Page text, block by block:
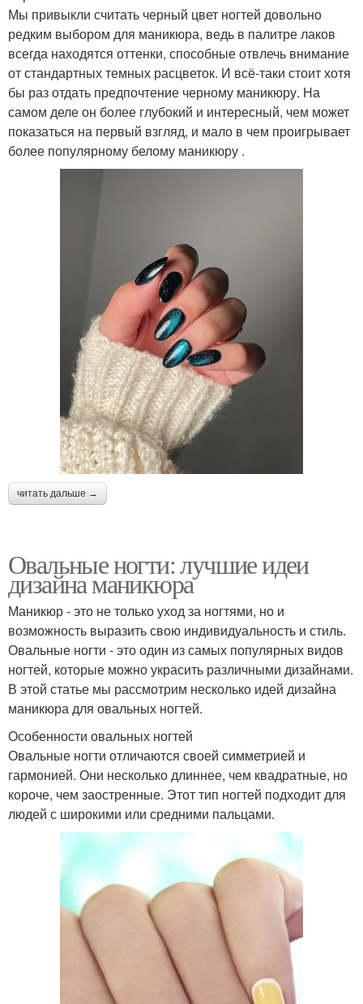
Мы привыкли считать черный цвет ногтей довольно
редким выбором для маникюра, ведь в палитре лаков
всегда находятся оттенки, способные отвлечь внимание
от стандартных темных расцветок. И всё-таки стоит хотя
бы раз отдать предпочтение черному маникюру. На
самом деле он более глубокий и интересный, чем может
показаться на первый взгляд, и мало в чем проигрывает
более популярному белому маникюру .
читать дальше →
Овальные ногти: лучшие идеи
дизайна маникюра
Маникюр - это не только уход за ногтями, но и
возможность выразить свою индивидуальность и стиль.
Овальные ногти - это один из самых популярных видов
ногтей, которые можно украсить различными дизайнами.
В этой статье мы рассмотрим несколько идей дизайна
маникюра для овальных ногтей.
Особенности овальных ногтей
Овальные ногти отличаются своей симметрией и
гармонией. Они несколько длиннее, чем квадратные, но
короче, чем заостренные. Этот тип ногтей подходит для
людей с широкими или средними пальцами.